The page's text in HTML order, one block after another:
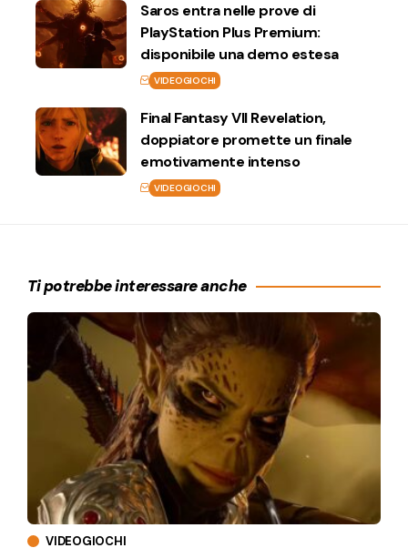
Saros entra nelle prove di
PlayStation Plus Premium:
disponibile una demo estesa
VIDEOGIOCHI
Final Fantasy VII Revelation,
doppiatore promette un finale
emotivamente intenso
VIDEOGIOCHI
Ti potrebbe interessare anche
VIDEOGIOCHI